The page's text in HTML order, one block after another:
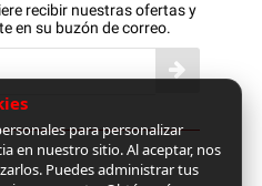
recibir nuestras ofertas y
en su buzón de correo.
para personalizar
en nuestro sitio. Al aceptar, nos
Puedes administrar tus